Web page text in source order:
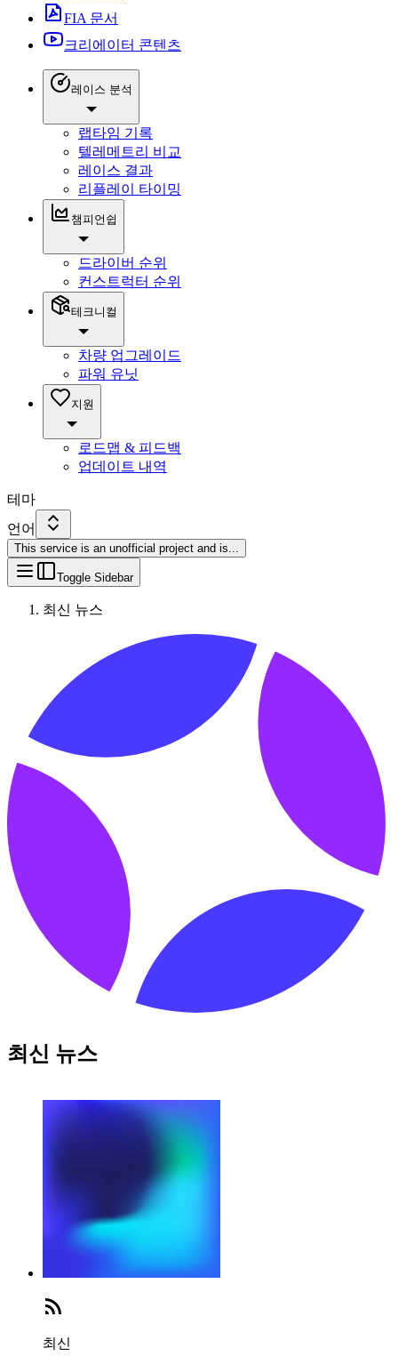
FIA 문서
크리에이터 콘텐츠
레이스 분석
랩타임 기록
텔레메트리 비교
레이스 결과
리플레이 타이밍
챔피언쉽
드라이버 순위
컨스트럭터 순위
테크니컬
차량 업그레이드
파워 유닛
지원
로드맵 & 피드백
업데이트 내역
테마
언어
This service is an unofficial project and is...
Toggle Sidebar
최신 뉴스
최신 뉴스
최신